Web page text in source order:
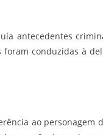
antecedentes
conduzidas à
ao